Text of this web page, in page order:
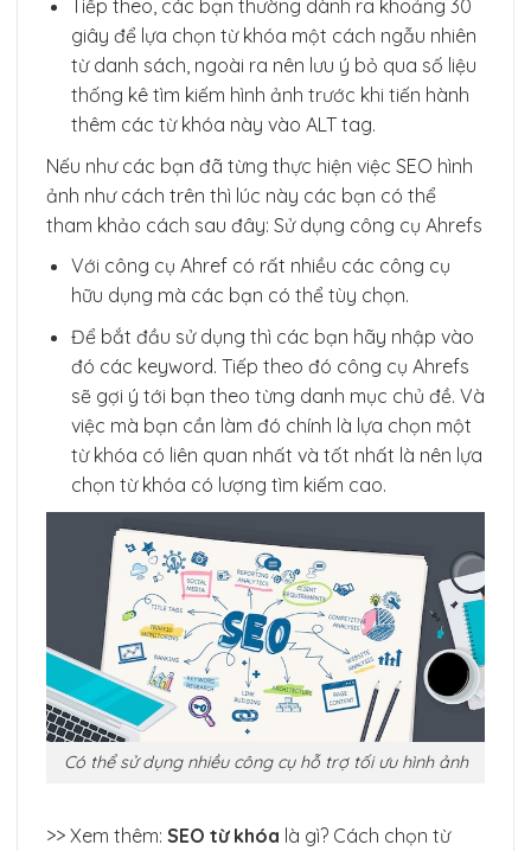
Tiếp theo, các bạn thường dành ra khoảng 30
giây để lựa chọn từ khóa một cách ngẫu nhiên
từ danh sách, ngoài ra nên lưu ý bỏ qua số liệu
thống kê tìm kiếm hình ảnh trước khi tiến hành
thêm các từ khóa này vào ALT tag.
Nếu như các bạn đã từng thực hiện việc SEO hình
ảnh như cách trên thì lúc này các bạn có thể
tham khảo cách sau đây: Sử dụng công cụ Ahrefs
Với công cụ Ahref có rất nhiều các công cụ
hữu dụng mà các bạn có thể tùy chọn.
Để bắt đầu sử dụng thì các bạn hãy nhập vào
đó các keyword. Tiếp theo đó công cụ Ahrefs
sẽ gợi ý tới bạn theo từng danh mục chủ đề. Và
việc mà bạn cần làm đó chính là lựa chọn một
từ khóa có liên quan nhất và tốt nhất là nên lựa
chọn từ khóa có lượng tìm kiếm cao.
Có thể sử dụng nhiều công cụ hỗ trợ tối ưu hình ảnh
>> Xem thêm: SEO từ khóa là gì? Cách chọn từ